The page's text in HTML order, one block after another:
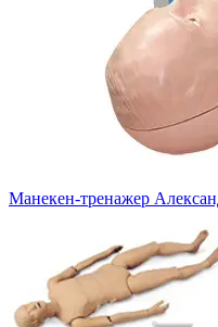
Манекен-тренажер